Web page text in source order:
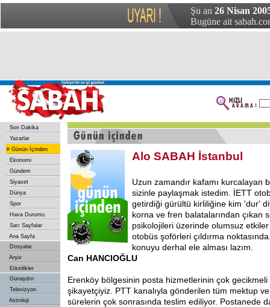
Şu an 26 Nisan
Bugüne ait
Son Dakika
Yazarlar
» Günün İçinden
Ekonomi
Gündem
Siyaset
Dünya
Spor
Hava Durumu
Sarı Sayfalar
Ana Sayfa
Dosyalar
Arşiv
Etkinlikler
Günaydın
Televizyon
Astroloji
Alo SABAH İstanbul
Uzun zamandır kafamı kurcalayan
sizinle paylaşmak istedim. İETT
getirdiği gürültü kirliliğine kim 'dur'
korna ve fren balatalarından çıkan
psikolojileri üzerinde olumsuz etkiler
otobüs şoförleri çıldırma
konuyu derhal ele alması lazım.
Can HANCIOĞLU
Erenköy bölgesinin posta hizmetlerinin çok gecikmeli
şikayetçiyiz. PTT kanalıyla gönderilen tüm mektup
sürelerin çok sonrasında teslim ediliyor. Postanede